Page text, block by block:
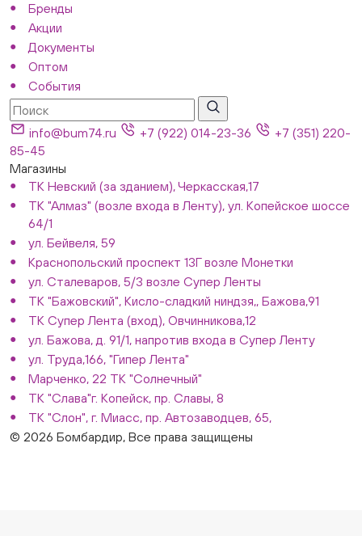
Бренды
Акции
Документы
Оптом
События
info@bum74.ru +7 (922) 014-23-36
+7 (351) 220-
85-45
Магазины
ТК Невский (за зданием), Черкасская,17
ТК "Алмаз" (возле входа в Ленту), ул. Копейское шоссе
64/1
ул. Бейвеля, 59
Краснопольский проспект 13Г возле Монетки
ул. Сталеваров, 5/3 возле Супер Ленты
ТК "Бажовский", Кисло-сладкий ниндзя,, Бажова,91
ТК Супер Лента (вход), Овчинникова,12
ул. Бажова, д. 91/1, напротив входа в Супер Ленту
ул. Труда,166, "Гипер Лента"
Марченко, 22 ТК "Солнечный"
ТК "Слава"г. Копейск, пр. Славы, 8
ТК "Слон", г. Миасс, пр. Автозаводцев, 65,
© 2026 Бомбардир, Все права защищены